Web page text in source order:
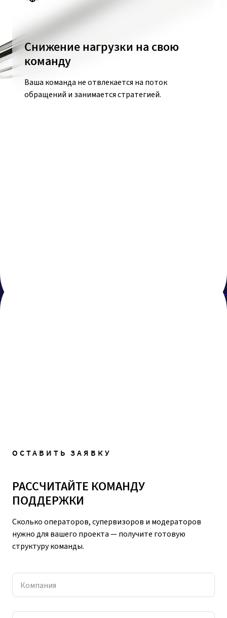
Снижение нагрузки на свою
команду
Ваша команда не отвлекается на поток
обращений и занимается стратегией.
ОСТАВИТЬ ЗАЯВКУ
РАССЧИТАЙТЕ КОМАНДУ
ПОДДЕРЖКИ
Сколько операторов, супервизоров и модераторов
нужно для вашего проекта — получите готовую
структуру команды.
Компания